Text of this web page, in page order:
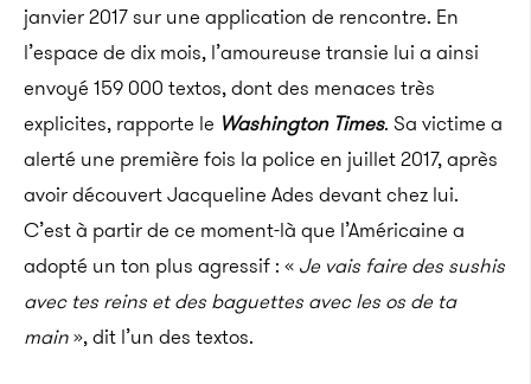
janvier 2017 sur une application de rencontre. En
l’espace de dix mois, l’amoureuse transie lui a ainsi
envoyé 159 000 textos, dont des menaces très
explicites, rapporte le Washington Times. Sa victime a
alerté une première fois la police en juillet 2017, après
avoir découvert Jacqueline Ades devant chez lui.
C’est à partir de ce moment-là que l’Américaine a
adopté un ton plus agressif : « Je vais faire des sushis
avec tes reins et des baguettes avec les os de ta
main», dit l’un des textos.